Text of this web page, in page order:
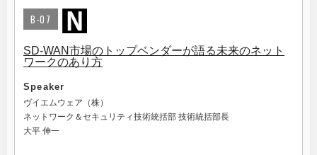
B-07
SD-WAN市場のトップベンダーが語る未来のネット
ワークのあり方
Speaker
ヴイエムウェア（株）
ネットワーク＆セキュリティ技術統括部 技術統括部長
大平 伸一